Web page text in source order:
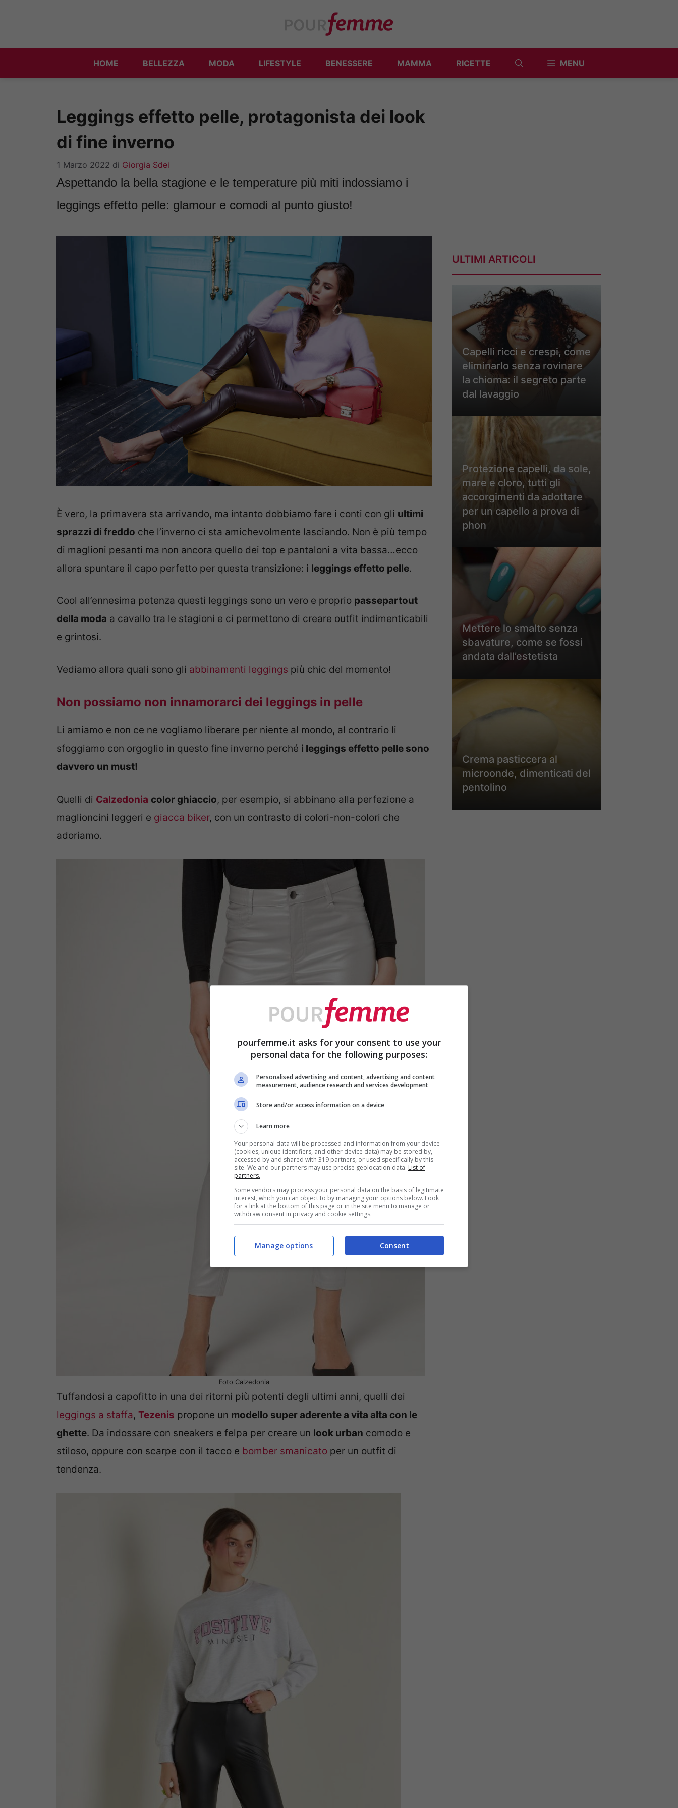
HOME BELLEZZA MODA LIFESTYLE BENESSERE MAMMA RICETTE MENU
Leggings effetto pelle, protagonista dei look
di fine inverno
1 Marzo 2022 di Giorgia Sdei
Aspettando la bella stagione e le temperature più miti indossiamo i
leggings effetto pelle: glamour e comodi al punto giusto!
È vero, la primavera sta arrivando, ma intanto dobbiamo fare i conti con gli ultimi
sprazzi di freddo che l’inverno ci sta amichevolmente lasciando. Non è più tempo
di maglioni pesanti ma non ancora quello dei top e pantaloni a vita bassa…ecco
allora spuntare il capo perfetto per questa transizione: i leggings effetto pelle.
Cool all’ennesima potenza questi leggings sono un vero e proprio passepartout
della moda a cavallo tra le stagioni e ci permettono di creare outfit indimenticabili
e grintosi.
Vediamo allora quali sono gli abbinamenti leggings più chic del momento!
Non possiamo non innamorarci dei leggings in pelle
Li amiamo e non ce ne vogliamo liberare per niente al mondo, al contrario li
sfoggiamo con orgoglio in questo fine inverno perché i leggings effetto pelle sono
davvero un must!
Quelli di Calzedonia color ghiaccio, per esempio, si abbinano alla perfezione a
maglioncini leggeri e giacca biker, con un contrasto di colori-non-colori che
adoriamo.
Foto Calzedonia
Tuffandosi a capofitto in una dei ritorni più potenti degli ultimi anni, quelli dei
leggings a staffa, Tezenis propone un modello super aderente a vita alta con le
ghette. Da indossare con sneakers e felpa per creare un look urban comodo e
stiloso, oppure con scarpe con il tacco e bomber smanicato per un outfit di
tendenza.
ULTIMI ARTICOLI
Capelli ricci e crespi, come
eliminarlo senza rovinare
la chioma: il segreto parte
dal lavaggio
Protezione capelli, da sole,
mare e cloro, tutti gli
accorgimenti da adottare
per un capello a prova di
phon
Mettere lo smalto senza
sbavature, come se fossi
andata dall’estetista
Crema pasticcera al
microonde, dimenticati del
pentolino
pourfemme.it asks for your consent to use your
personal data for the following purposes:
Personalised advertising and content, advertising and content
measurement, audience research and services development
Store and/or access information on a device
Learn more
Your personal data will be processed and information from your device
(cookies, unique identifiers, and other device data) may be stored by,
accessed by and shared with 319 partners, or used specifically by this
site. We and our partners may use precise geolocation data. List of
partners.
Some vendors may process your personal data on the basis of legitimate
interest, which you can object to by managing your options below. Look
for a link at the bottom of this page or in the site menu to manage or
withdraw consent in privacy and cookie settings.
Consent
Manage options